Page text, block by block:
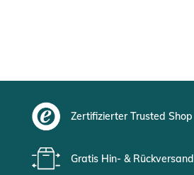
Zertifizierter Trusted Shop
Gratis Hin- & Rückversand